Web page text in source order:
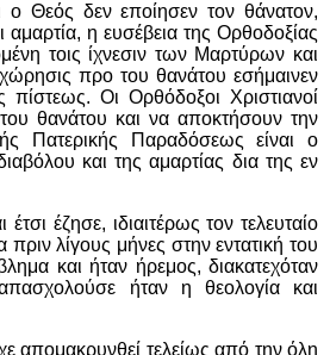
ο Θεός δεν εποίησεν τον θάνατον,
η ευσέβεια της Ορθοδοξίας
τοις ίχνεσιν των Μαρτύρων και
προ του θανάτου εσήμαινεν
Οι Ορθόδοξοι Χριστιανοί
θανάτου και να αποκτήσουν την
Πατερικής Παραδόσεως είναι ο
και της αμαρτίας δια της εν
έζησε, ιδιαιτέρως τον τελευταίο
λίγους μήνες στην εντατική του
και ήταν ήρεμος, διακατεχόταν
ήταν η θεολογία και
απομακρυνθεί τελείως από την όλη